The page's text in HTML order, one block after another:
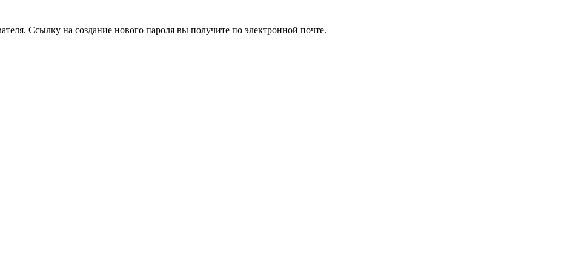
Ссылку на создание нового пароля вы получите по электронной почте.